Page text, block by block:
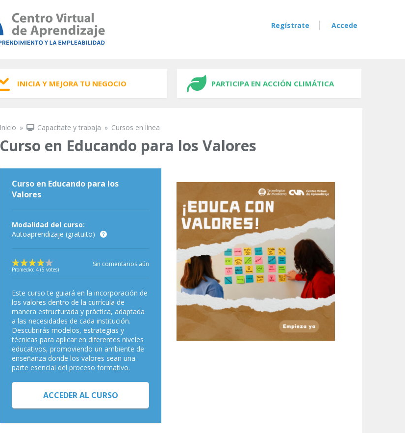
Regístrate Accede
INICIA Y MEJORA TU NEGOCIO PARTICIPA EN ACCIÓN CLIMÁTICA
Se encuentra usted aquí
Inicio » Capacítate y trabaja » Cursos en línea
Curso en Educando para los Valores
Curso en Educando para los
Valores
Modalidad del curso:
Autoaprendizaje (gratuito)
Promedio: 4 (5 votes)
Sin comentarios aún
Este curso te guiará en la incorporación de
los valores dentro de la currícula de
manera estructurada y práctica, adaptada
a las necesidades de cada institución.
Descubrirás modelos, estrategias y
técnicas para aplicar en diferentes niveles
educativos, promoviendo un ambiente de
enseñanza donde los valores sean una
parte esencial del proceso formativo.
ACCEDER AL CURSO